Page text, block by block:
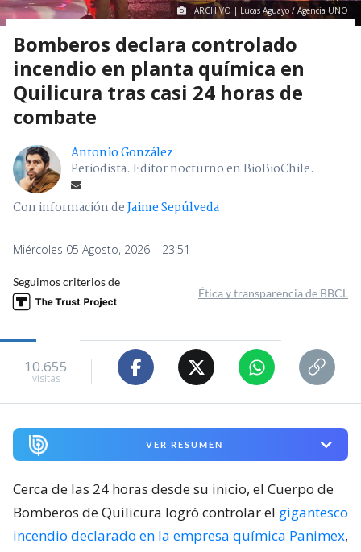
ARCHIVO | Lucas Aguayo / Agencia UNO
Bomberos declara controlado
incendio en planta química en
Quilicura tras casi 24 horas de
combate
Antonio González
Periodista. Editor nocturno en BioBioChile.
Con información deJaime Sepúlveda
Miércoles 05 Agosto, 2026 | 23:51
Seguimos criterios de
Ética y transparencia de BBCL
10.655
visitas
VER RESUMEN
Cerca de las 24 horas desde su inicio, el Cuerpo de
Bomberos de Quilicura logró controlar el gigantesco
incendio declarado en la empresa química Panimex,